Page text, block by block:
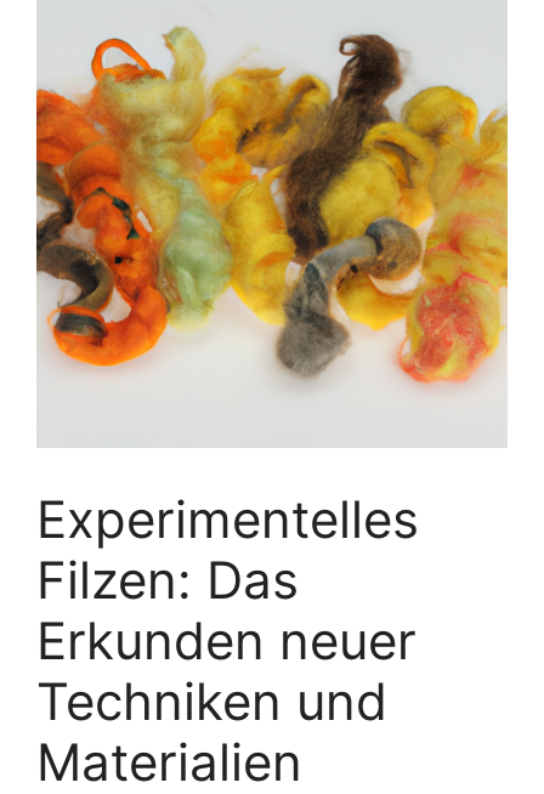
Experimentelles
Filzen: Das
Erkunden neuer
Techniken und
Materialien